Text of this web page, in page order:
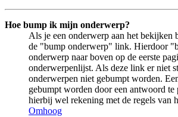
Hoe bump ik mijn onderwerp?
Als je een onderwerp aan het bekijken
de "bump onderwerp" link. Hierdoor
onderwerp naar boven op de eerste
onderwerpenlijst. Als deze link er niet
onderwerpen niet gebumpt worden.
gebumpt worden door een antwoord te
hierbij wel rekening met de regels van
Omhoog